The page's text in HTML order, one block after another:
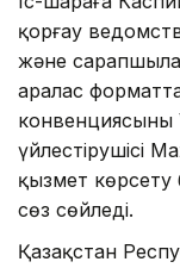
қорғау
және
аралас
үйлестірушісі
қызмет көрсету
сөз сөйледі.
Қазақстан